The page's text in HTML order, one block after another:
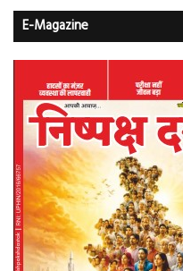
E-Magazine